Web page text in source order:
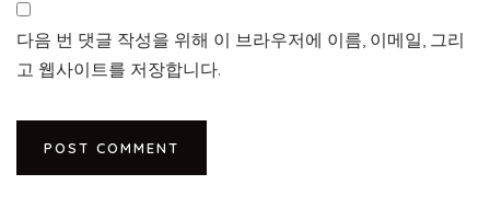
다음 번 댓글 작성을 위해 이 브라우저에 이름, 이메일, 그리
고 웹사이트를 저장합니다.